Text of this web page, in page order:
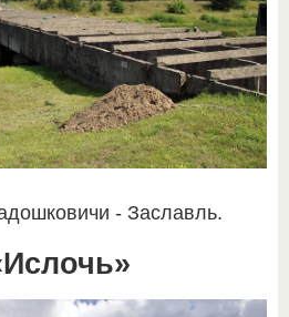
- Заславль.